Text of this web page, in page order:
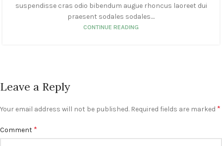
suspendisse cras odio bibendum augue rhoncus laoreet dui
praesent sodales sodales....
CONTINUE READING
Leave a Reply
Your email address will not be published. Required fields are marked *
Comment *